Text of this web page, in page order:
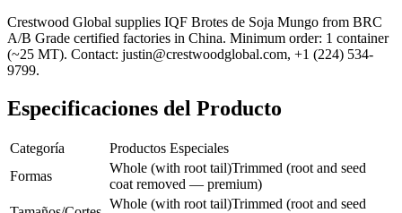
Crestwood Global supplies IQF Brotes de Soja Mungo from BRC
A/B Grade certified factories in China. Minimum order: 1 container
(~25 MT). Contact: justin@crestwoodglobal.com, +1 (224) 534-
9799.
Especificaciones del Producto
Categoría
Productos Especiales
Formas
Whole (with root tail)Trimmed (root and seed
coat removed — premium)
Whole (with root tail)Trimmed (root and seed